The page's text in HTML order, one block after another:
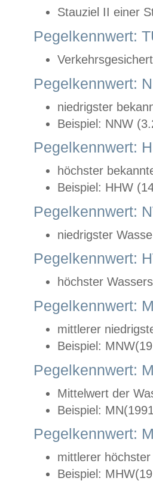
Stauziel II einer
Pegelkennwert:
Pegelkennwert:
niedrigster
Beispiel: NNW
Pegelkennwert:
höchster
Beispiel: HHW
Pegelkennwert:
niedrigster
Pegelkennwert:
höchster
Pegelkennwert:
mittlerer
Beispiel:
Pegelkennwert:
Mittelwert der
Beispiel:
Pegelkennwert:
mittlerer
Beispiel: